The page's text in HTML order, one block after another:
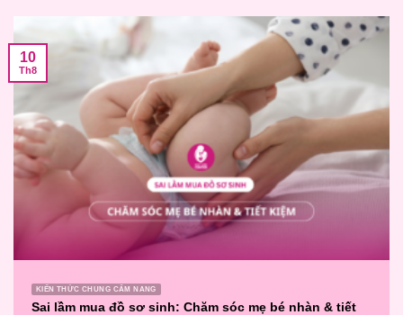
KIẾN THỨC CHUNG CẨM NANG
Sai lầm mua đồ sơ sinh: Chăm sóc mẹ bé nhàn & tiết
10
Th8